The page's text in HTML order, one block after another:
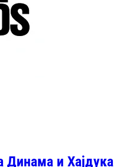
Динама и Хајдука